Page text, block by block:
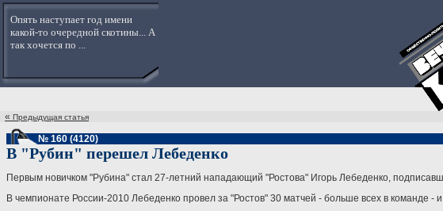
Опять наступает год имени
какой-то очередной скотины... А
так хочется по ...
« Предыдущая статья
№ 160 (4120)
В "Рубин" перешел Лебеденко
Первым новичком "Рубина" стал 27-летний нападающий "Ростова" Игорь Лебеденко,
В чемпионате России-2010 Лебеденко провел за "Ростов" 30 матчей - больше всех в команде -